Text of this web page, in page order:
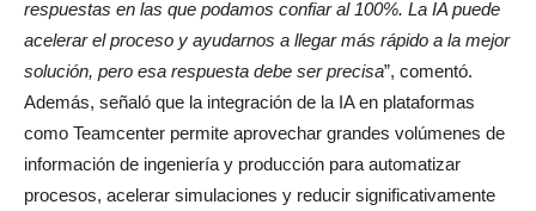
respuestas en las que podamos confiar al 100%. La IA puede
acelerar el proceso y ayudarnos a llegar más rápido a la mejor
solución, pero esa respuesta debe ser precisa”, comentó.
Además, señaló que la integración de la IA en plataformas
como Teamcenter permite aprovechar grandes volúmenes de
información de ingeniería y producción para automatizar
procesos, acelerar simulaciones y reducir significativamente